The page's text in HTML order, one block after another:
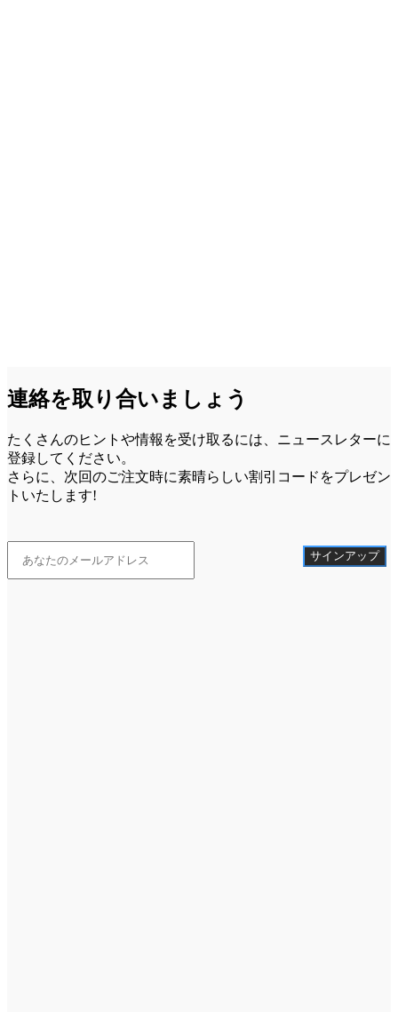
連絡を取り合いましょう
たくさんのヒントや情報を受け取るには、ニュースレターに
登録してください。
さらに、次回のご注文時に素晴らしい割引コードをプレゼン
トいたします!
サインアップ